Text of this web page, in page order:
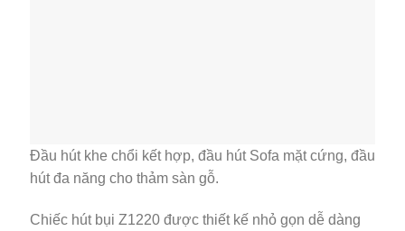
Đầu hút khe chổi kết hợp, đầu hút Sofa mặt cứng, đầu
hút đa năng cho thảm sàn gỗ.
Chiếc hút bụi Z1220 được thiết kế nhỏ gọn dễ dàng